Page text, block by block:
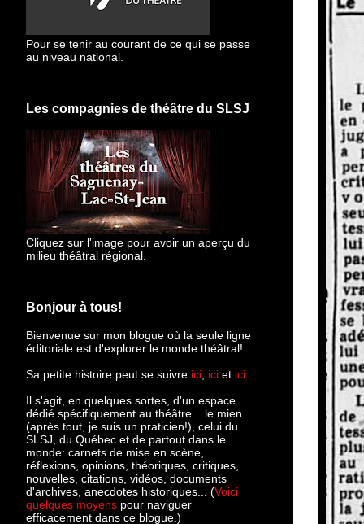
Pour se tenir au courant de ce qui se passe
au niveau national.
Les compagnies de théâtre du SLSJ
Cliquez sur l'image pour avoir un aperçu du
milieu théâtral régional.
Bonjour à tous!
Bienvenue sur mon blogue où la seule ligne
éditoriale est d'explorer le monde théâtral!
Sa petite histoire peut se suivre ici ici et ici
Il s'agit, en quelques sortes, d'un espace
dédié spécifiquement au théâtre... le mien
(après tout, je suis un praticien!), celui du
SLSJ, du Québec et de partout dans le
monde: carnets de mise en scène,
réflexions, opinions, théoriques, critiques,
nouvelles, citations, vidéos, documents
d'archives, anecdotes historiques... (Voici
quelques moyens pour naviguer
efficacement dans ce blogue.)